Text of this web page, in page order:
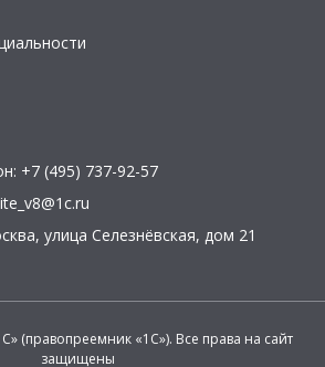
+7 (495) 737-92-57
, улица Селезнёвская, дом 21
(правопреемник «1С»). Все права на сайт
защищены